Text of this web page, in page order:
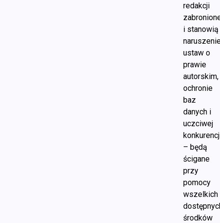
redakcji
i stanowią
ustaw o
prawie
autorskim,
ochronie
baz
danych i
uczciwej
– będą
ścigane
przy
pomocy
wszelkich
środków